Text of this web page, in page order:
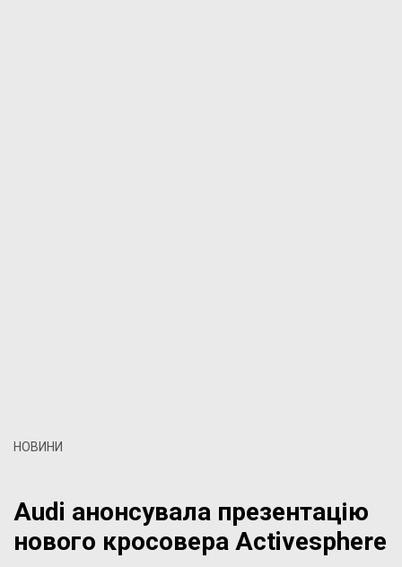
НОВИНИ
Audi анонсувала презентацію
нового кросовера Activesphere